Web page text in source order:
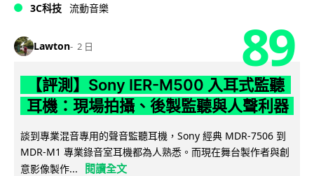
3C科技 流動音樂
Lawton 2 日 89
【評測】Sony IER-M500 入耳式監聽
耳機：現場拍攝、後製監聽與人聲利器
談到專業混音專用的聲音監聽耳機，Sony 經典 MDR-7506 到
MDR-M1 專業錄音室耳機都為人熟悉。而現在舞台製作者與創
意影像製作...
閱讀全文